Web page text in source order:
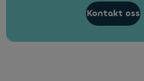
Kontakt oss